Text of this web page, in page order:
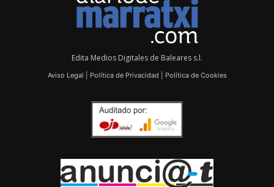
Edita Medios Digitales de Baleares s.l.
Aviso Legal Política de Privacidad Política de Cookies